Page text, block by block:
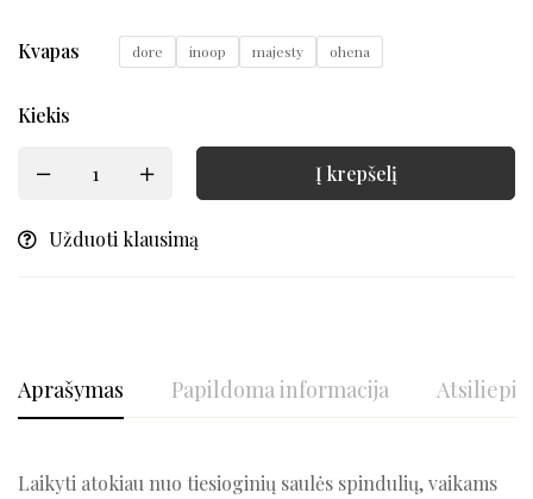
Kvapas dore inoop majesty ohena
Kiekis
Į krepšelį
Užduoti klausimą
Aprašymas Papildoma informacija
Laikyti atokiau nuo tiesioginių saulės spindulių, vaikams